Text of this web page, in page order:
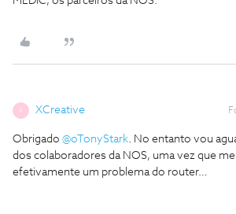
X XCreative
Obrigado @oTonyStark. No entanto vou
dos colaboradores da NOS, uma vez que
efetivamente um problema do router…